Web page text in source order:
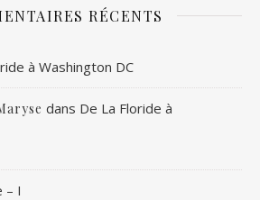
RÉCENTS
à Washington DC
dans De La Floride à
– I